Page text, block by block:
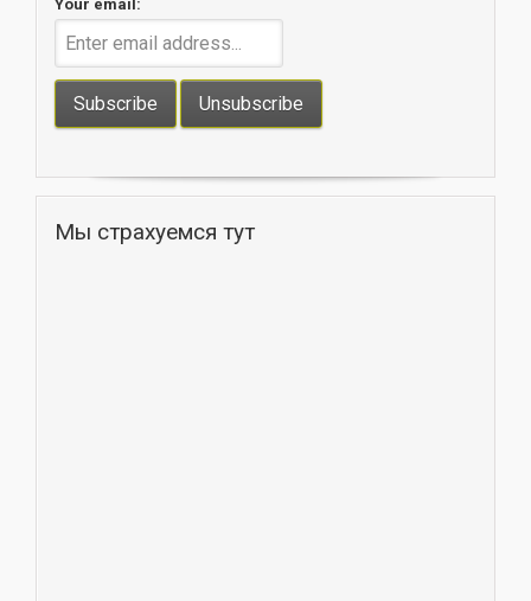
Your email:
Мы страхуемся тут